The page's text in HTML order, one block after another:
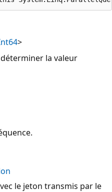
>
la valeur
le jeton transmis par le